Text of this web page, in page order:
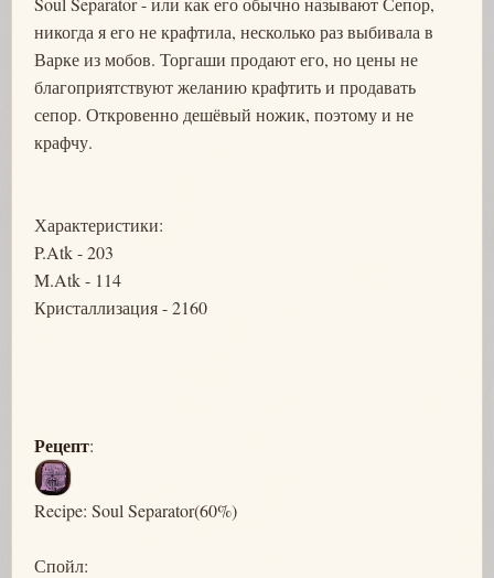
никогда я его не крафтила, несколько раз выбивала в
Варке из мобов. Торгаши продают его, но цены не
благоприятствуют желанию крафтить и продавать
сепор. Откровенно дешёвый ножик, поэтому и не
крафчу.
Характеристики:
P.Atk - 203
M.Atk - 114
Кристаллизация - 2160
Рецепт:
Recipe: Soul Separator(60%)
Спойл: